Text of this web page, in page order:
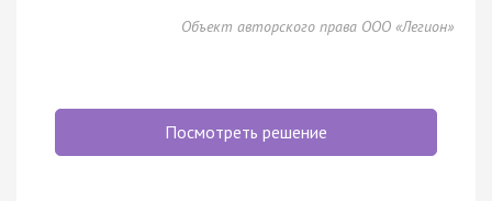
Объект авторского права ООО «Легион»
Посмотреть решение